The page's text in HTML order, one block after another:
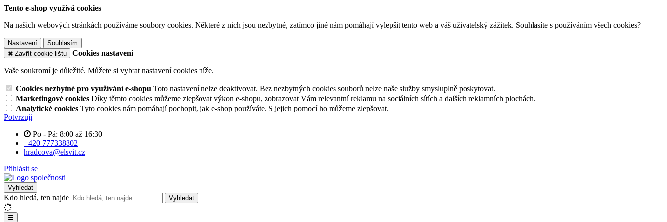
Tento e-shop využívá cookies
Na našich webových stránkách používáme soubory cookies. Některé z nich jsou nezbytné, zatímco jiné nám pomáhají vylepšit tento web a váš uživatelský zážitek. Souhlasíte s používáním všech cookies?
Nastavení
Souhlasím
Zavřít cookie lištu
Cookies nastavení
Vaše soukromí je důležité. Můžete si vybrat nastavení cookies níže.
Cookies nezbytné pro využívání e-shopu Toto nastavení nelze deaktivovat. Bez nezbytných cookies souborů nelze naše služby smysluplně poskytovat.
Marketingové cookies Díky těmto cookies můžeme zlepšovat výkon e-shopu, zobrazovat Vám relevantní reklamu na sociálních sítích a dalších reklamních plochách.
Analytické cookies Tyto cookies nám pomáhají pochopit, jak e-shop používáte. S jejich pomocí ho můžeme zlepšovat.
Potvrzuji
Po - Pá: 8:00 až 16:30
+420 777338802
hradcova@elsvit.cz
Přihlásit se
Vyhledat
Kdo hledá, ten najde Vyhledat
☰